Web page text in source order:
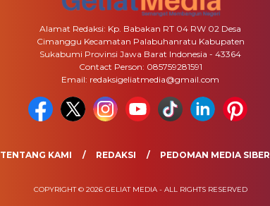
Alamat Redaksi: Kp. Babakan RT 04 RW 02 Desa
Cimanggu Kecamatan Palabuhanratu Kabupaten
Sukabumi Provinsi Jawa Barat Indonesia - 43364
Contact Person: 085759281591
Email: redaksigeliatmedia@gmail.com
TENTANG KAMI REDAKSI PEDOMAN MEDIA SIBER
COPYRIGHT © 2026 GELIAT MEDIA - ALL RIGHTS RESERVED